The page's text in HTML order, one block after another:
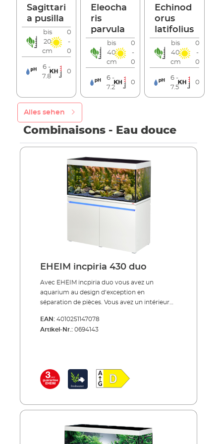
Sagittari
a pusilla
bis
20
cm
0
-
0
6 -
7.8
0
Eleocha
ris
parvula
bis
40
cm
0
-
0
6 -
7.2
0
Echinod
orus
latifolius
bis
40
cm
0
-
0
6 -
7.5
0
Alles sehen
Combinaisons - Eau douce
EHEIM incpiria 430 duo
Avec EHEIM incpiria duo vous avez un
aquarium au design d‘exception en
séparation de pièces. Vous avez un intérieur
s'harmonise alors à merveille pour délimiter
deux zones dans la pièce. Des lignes claires et
identiques: les deux faces du meuble sont
identiques. De plus, l'aquarium est conçu de
côtés. Vous disposez donc d'une cloison idéal.
profondeur de 60 cm et de 65 cm de hauteur
qui vous laisse beaucoup de place pour créer
EAN: 4010251147078
Artikel-Nr.: 0694143